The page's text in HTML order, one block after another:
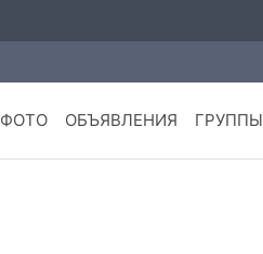
ФОТО ОБЪЯВЛЕНИЯ ГРУППЫ